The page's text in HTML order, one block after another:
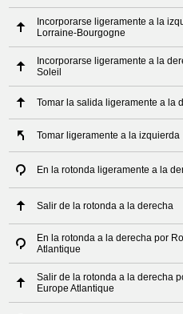
Incorporarse ligeramente a la
Lorraine-Bourgogne
Incorporarse ligeramente a la
Soleil
Tomar la salida ligeramente a la
Tomar ligeramente a la izquierda
En la rotonda ligeramente a la
Salir de la rotonda a la derecha
En la rotonda a la derecha por
Atlantique
Salir de la rotonda a la derecha
Europe Atlantique